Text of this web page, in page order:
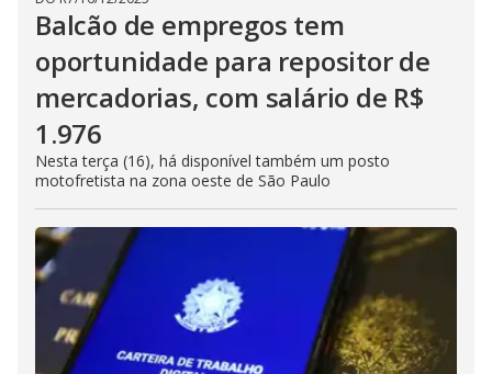
Balcão de empregos tem
oportunidade para repositor de
mercadorias, com salário de R$
1.976
Nesta terça (16), há disponível também um posto
motofretista na zona oeste de São Paulo